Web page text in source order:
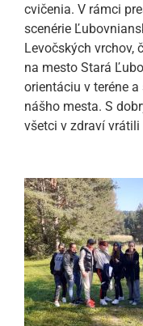
cvičenia. V rámci
scenérie
Levočských vrchov,
na mesto Stará
orientáciu v teréne
nášho mesta. S
všetci v zdraví vrátili